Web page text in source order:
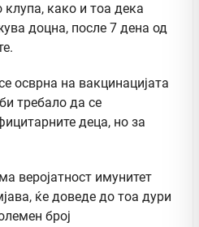
како и тоа дека
доцна, после 7 дена од
осврна на вакцинацијата
требало да се
деца, но за
веројатност имунитет
ќе доведе до тоа дури
број